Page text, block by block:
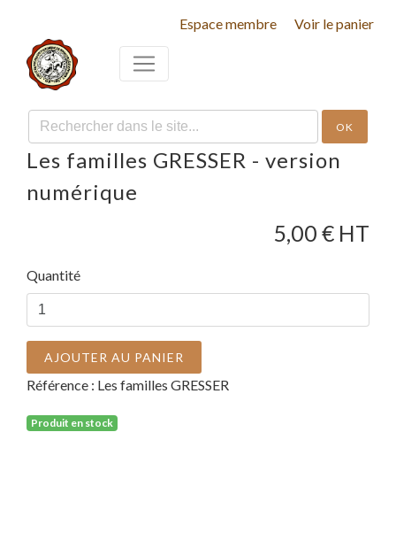
Espace membre Voir le panier
OK
Les familles GRESSER - version
numérique
5,00 € HT
Quantité
AJOUTER AU PANIER
Référence : Les familles GRESSER
Produit en stock